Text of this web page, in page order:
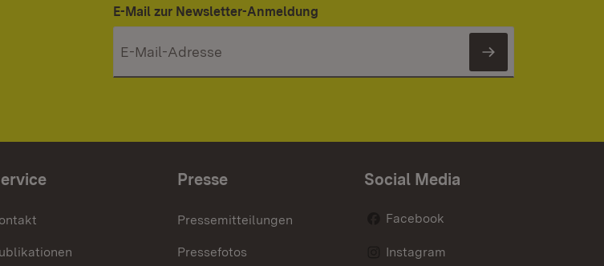
E-Mail zur Newsletter-Anmeldung
Newsletter
Presse
Pressemitteilungen
Pressefotos
Social Media
Facebook
Instagram